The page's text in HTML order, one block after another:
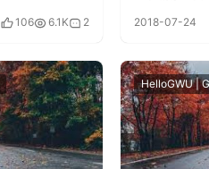
106 6.1K 2 2018-07-24
HelloGWU |